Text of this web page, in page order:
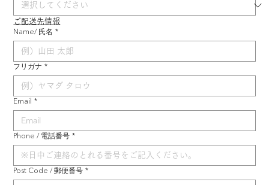
ご配送先情報
Name/ 氏名 *
フリガナ *
Email *
Phone / 電話番号 *
Post Code / 郵便番号 *